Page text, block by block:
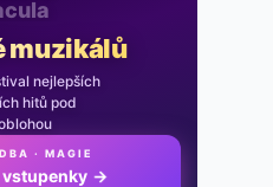
muzikálů
nejlepších
hitů pod
· MAGIE
vstupenky →